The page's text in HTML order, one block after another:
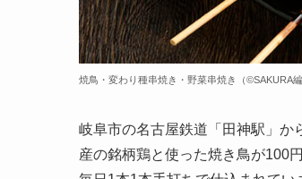
焼鳥・変わり種串焼き・野菜串焼き（©️SAKURA編
岐阜市の名古屋鉄道「田神駅」か
産の銘柄鶏と使った焼き鳥が100